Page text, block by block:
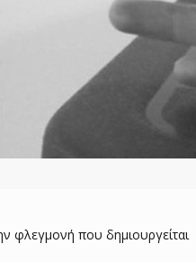
φλεγμονή που